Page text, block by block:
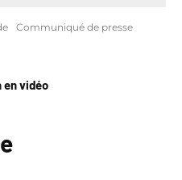
Communiqué de presse
en vidéo